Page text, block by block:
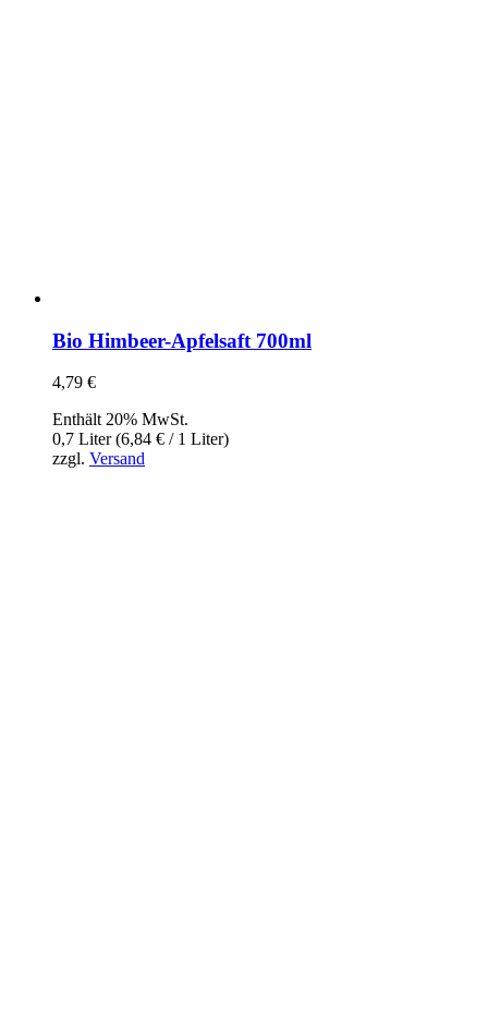
Bio Himbeer-Apfelsaft 700ml
4,79 €
Enthält 20% MwSt.
0,7 Liter (6,84 € / 1 Liter)
zzgl. Versand